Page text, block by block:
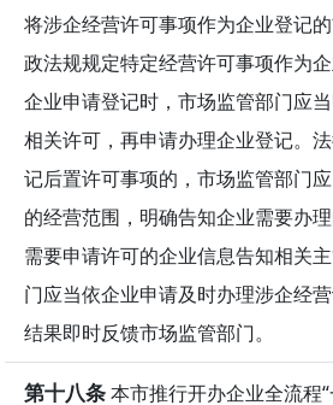
将涉企经营许可事项作为企业登记
政法规规定特定经营许可事项作为
企业申请登记时，市场监管部门应
相关许可，再申请办理企业登记。
记后置许可事项的，市场监管部门
的经营范围，明确告知企业需要办
需要申请许可的企业信息告知相关
门应当依企业申请及时办理涉企经
结果即时反馈市场监管部门。
第十八条本市推行开办企业全流程